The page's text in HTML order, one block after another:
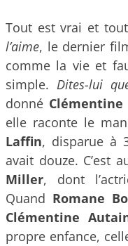
Tout est vrai et
l’aime, le dernier
comme la vie et
simple. Dites-lui
donné
elle raconte le
Laffin, disparue à
avait douze. C’est
Miller, dont
Quand Romane
Clémentine
propre enfance,